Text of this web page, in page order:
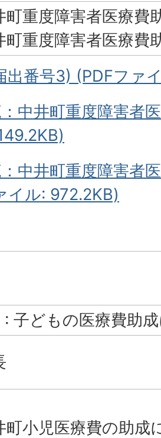
町重度障害者医療費
町重度障害者医療費
出番号3) (PDFファ
中井町重度障害者
中井町重度障害者
イル: 972.2KB)
子どもの医療費助
町小児医療費の助成